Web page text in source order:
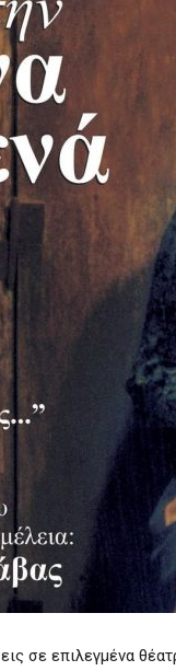
σε επιλεγμένα